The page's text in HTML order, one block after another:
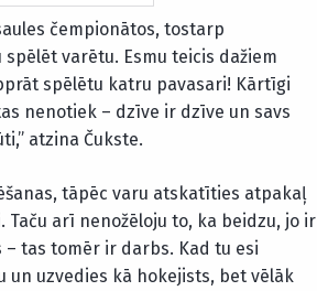
čempionātos, tostarp
spēlēt varētu. Esmu teicis dažiem
spēlētu katru pavasari! Kārtīgi
nenotiek – dzīve ir dzīve un savs
atzina Čukste.
tāpēc varu atskatīties atpakaļ
arī nenožēloju to, ka beidzu, jo ir
tas tomēr ir darbs. Kad tu esi
un uzvedies kā hokejists, bet vēlāk